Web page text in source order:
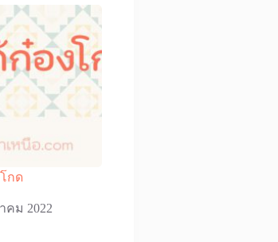
กด
คม 2022